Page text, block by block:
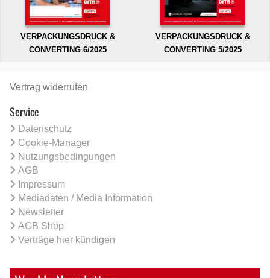
VERPACKUNGSDRUCK &
CONVERTING 6/2025
VERPACKUNGSDRUCK &
CONVERTING 5/2025
Vertrag widerrufen
Service
Datenschutz
Cookie-Manager
Nutzungsbedingungen
AGB
Impressum
Mediadaten / Media Information
Newsletter
AGB Shop
Verträge hier kündigen